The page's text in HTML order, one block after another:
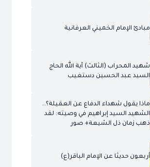
مبادئ الإمام الخميني العرفانية
شهيد المحراب (الثالث) آية الله الحاج
السيد عبد الحسين دستغيب
ماذا يقول شهداء الدفاع عن العقيلة؟..
الشهيد السيد إبراهيم في وصيته: لقد
ذهب زمان ذل الشيعة+ صور
أربعون حديثا عن الإمام الباقر(ع)